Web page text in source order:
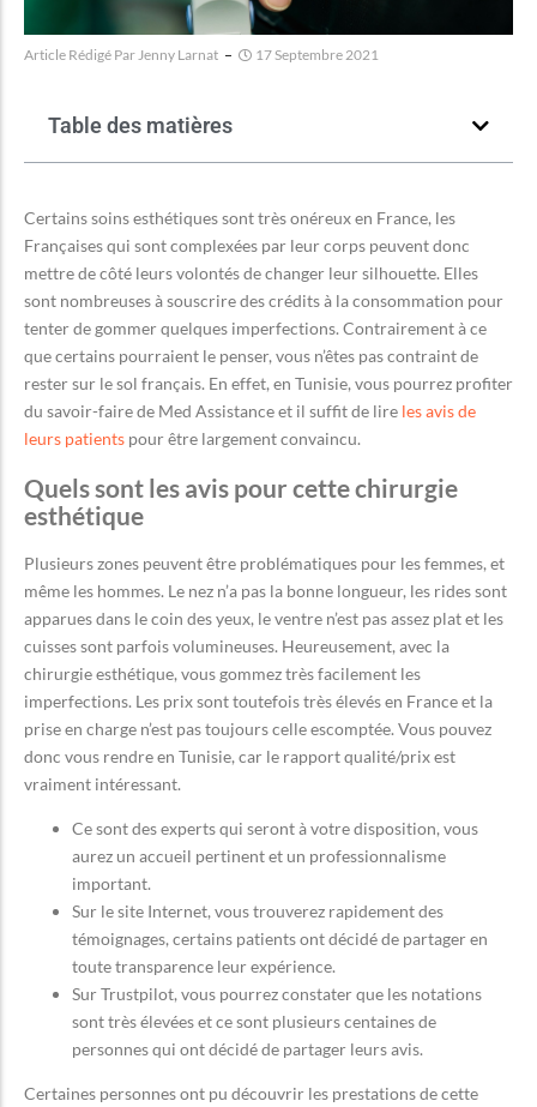
Article Rédigé ParJenny Larnat 17 Septembre 2021
Table des matières
Certains soins esthétiques sont très onéreux en France, les
Françaises qui sont complexées par leur corps peuvent donc
mettre de côté leurs volontés de changer leur silhouette. Elles
sont nombreuses à souscrire des crédits à la consommation pour
tenter de gommer quelques imperfections. Contrairement à ce
que certains pourraient le penser, vous n’êtes pas contraint de
rester sur le sol français. En effet, en Tunisie, vous pourrez profiter
du savoir-faire de Med Assistance et il suffit de lire les avis de
leurs patients pour être largement convaincu.
Quels sont les avis pour cette chirurgie
esthétique
Plusieurs zones peuvent être problématiques pour les femmes, et
même les hommes. Le nez n’a pas la bonne longueur, les rides sont
apparues dans le coin des yeux, le ventre n’est pas assez plat et les
cuisses sont parfois volumineuses. Heureusement, avec la
chirurgie esthétique, vous gommez très facilement les
imperfections. Les prix sont toutefois très élevés en France et la
prise en charge n’est pas toujours celle escomptée. Vous pouvez
donc vous rendre en Tunisie, car le rapport qualité/prix est
vraiment intéressant.
Ce sont des experts qui seront à votre disposition, vous
aurez un accueil pertinent et un professionnalisme
important.
Sur le site Internet, vous trouverez rapidement des
témoignages, certains patients ont décidé de partager en
toute transparence leur expérience.
Sur Trustpilot, vous pourrez constater que les notations
sont très élevées et ce sont plusieurs centaines de
personnes qui ont décidé de partager leurs avis.
Certaines personnes ont pu découvrir les prestations de cette